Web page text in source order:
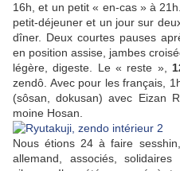
16h, et un petit « en-cas » à
petit-déjeuner et un jour sur
dîner. Deux courtes pauses
en position assise, jambes
légère, digeste. Le « reste »,
zendô. Avec pour les français,
(sôsan, dokusan) avec Eizan
moine Hosan.
Nous étions 24 à faire
allemand, associés,